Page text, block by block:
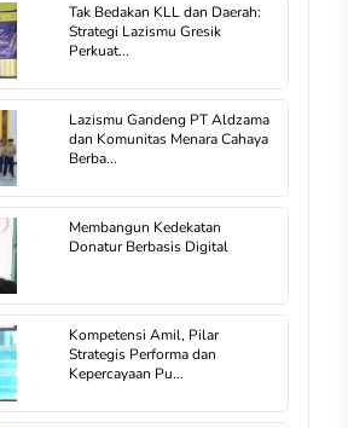
Tak Bedakan KLL dan Daerah:
Strategi Lazismu Gresik
Perkuat...
Lazismu Gandeng PT Aldzama
dan Komunitas Menara Cahaya
Berba...
Membangun Kedekatan
Donatur Berbasis Digital
Kompetensi Amil, Pilar
Strategis Performa dan
Kepercayaan Pu...